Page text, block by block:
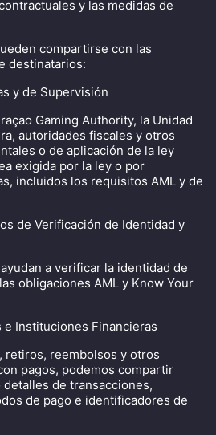
y las medidas de
compartirse con las
destinatarios:
y de Supervisión
Gaming Authority, la Unidad
autoridades fiscales y otros
o de aplicación de la ley
exigida por la ley o por
incluidos los requisitos AML y de
de Verificación de Identidad y
a verificar la identidad de
obligaciones AML y Know Your
e Instituciones Financieras
retiros, reembolsos y otros
pagos, podemos compartir
de transacciones,
de pago e identificadores de